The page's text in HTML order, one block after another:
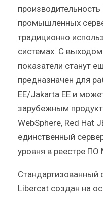
промышленных
традиционно
системах. С
показатели станут
предназначен для
EE/Jakarta EE и
зарубежным
WebSphere, Red Hat
единственный
уровня в реестре
Стандартизованный
Libercat создан на